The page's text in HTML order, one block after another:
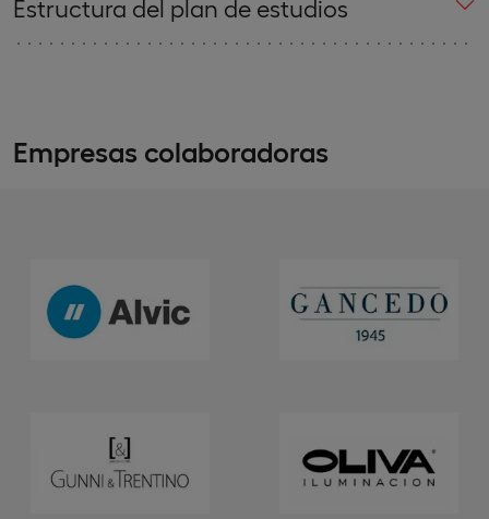
Estructura del plan de estudios
Empresas colaboradoras